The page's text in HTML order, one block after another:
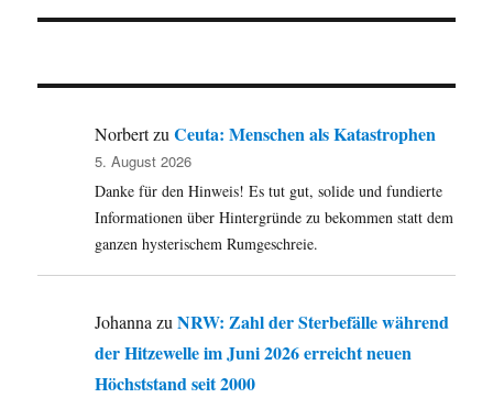
NorbertzuCeuta: Menschen als Katastrophen
5. August 2026
Danke für den Hinweis! Es tut gut, solide und fundierte
Informationen über Hintergründe zu bekommen statt dem
ganzen hysterischem Rumgeschreie.
Johanna zuNRW: Zahl der Sterbefälle während
der Hitzewelle im Juni 2026 erreicht neuen
Höchststand seit 2000